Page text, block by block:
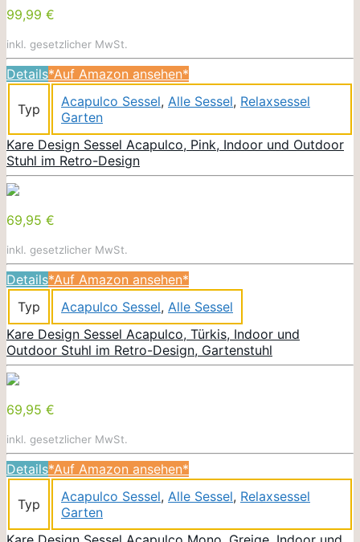
99,99 €
inkl. gesetzlicher MwSt.
Details*Auf Amazon ansehen*
Typ Acapulco Sessel, Alle Sessel, Relaxsessel
Garten
Kare Design Sessel Acapulco, Pink, Indoor und Outdoor
Stuhl im Retro-Design
69,95 €
inkl. gesetzlicher MwSt.
Details*Auf Amazon ansehen*
Typ
Acapulco Sessel, Alle Sessel
Kare Design Sessel Acapulco, Türkis, Indoor und
Outdoor Stuhl im Retro-Design, Gartenstuhl
69,95 €
inkl. gesetzlicher MwSt.
Details*Auf Amazon ansehen*
Typ Acapulco Sessel, Alle Sessel, Relaxsessel
Garten